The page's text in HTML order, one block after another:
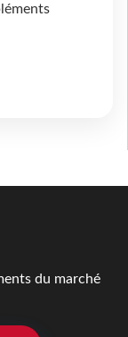
du marché